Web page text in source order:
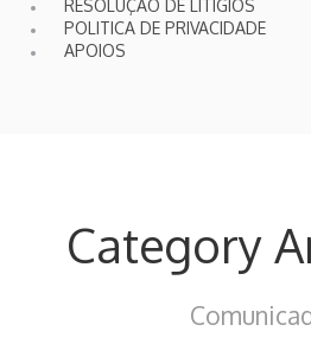
RESOLUÇÃO DE LÍTIGIOS
POLITICA DE PRIVACIDADE
APOIOS
Category